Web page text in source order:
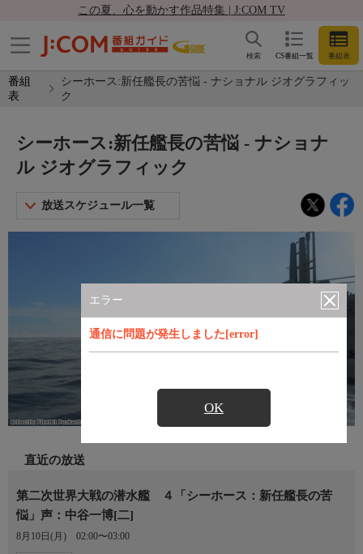
この夏、心を動かす作品特集 | J:COM TV
CS番組一覧 番組表
検索
番組
表
シーホース:新任艦長の苦悩 - ナショナル ジオグラフィッ
ク
エラー
通信に問題が発生しました[error]
OK
シーホース:新任艦長の苦悩 - ナショナ
ル ジオグラフィック
放送スケジュール一覧
直近の放送
第二次世界大戦の潜水艦 ４「シーホース：新任艦長の苦
悩」声：中谷一博[二]
8月10日(月) 02:00〜03:00